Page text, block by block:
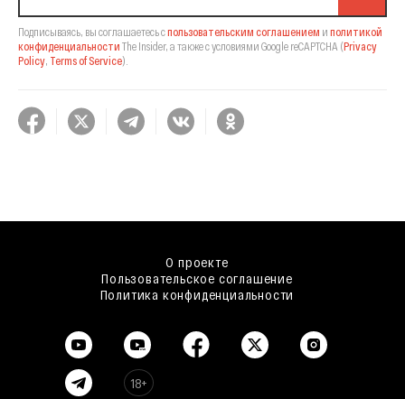
Подписываясь, вы соглашаетесь спользовательским соглашением и политикой
конфиденциальности The Insider, а также с условиями Google reCAPTCHA (Privacy
Policy Terms of Service).
О проекте
Пользовательское соглашение
Политика конфиденциальности
18+